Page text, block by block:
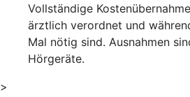
Vollständige
ärztlich verordnet und
Mal nötig sind. Ausnahmen
Hörgeräte.
>